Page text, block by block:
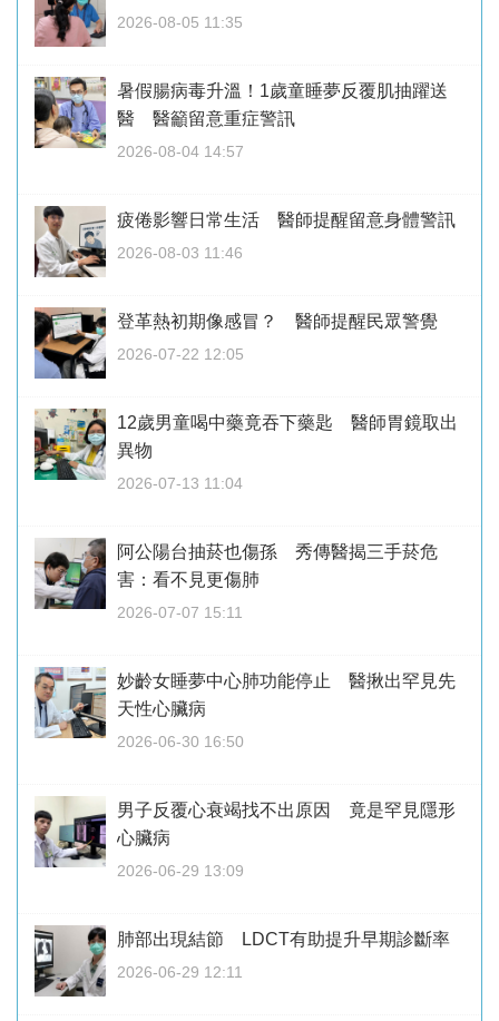
2026-08-05 11:35
暑假腸病毒升溫！1歲童睡夢反覆肌抽躍送
醫 醫籲留意重症警訊
2026-08-04 14:57
疲倦影響日常生活 醫師提醒留意身體警訊
2026-08-03 11:46
登革熱初期像感冒？ 醫師提醒民眾警覺
2026-07-22 12:05
12歲男童喝中藥竟吞下藥匙 醫師胃鏡取出
異物
2026-07-13 11:04
阿公陽台抽菸也傷孫 秀傳醫揭三手菸危
害：看不見更傷肺
2026-07-07 15:11
妙齡女睡夢中心肺功能停止 醫揪出罕見先
天性心臟病
2026-06-30 16:50
男子反覆心衰竭找不出原因 竟是罕見隱形
心臟病
2026-06-29 13:09
肺部出現結節 LDCT有助提升早期診斷率
2026-06-29 12:11